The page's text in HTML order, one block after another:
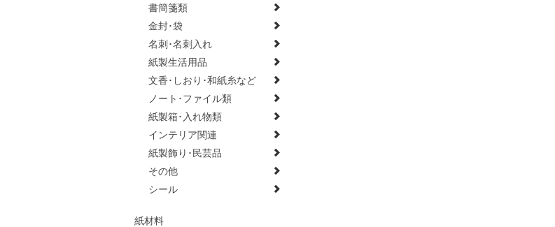
書簡箋類
金封･袋
名刺･名刺入れ
紙製生活用品
文香･しおり･和紙糸など
ノート･ファイル類
紙製箱･入れ物類
インテリア関連
紙製飾り･民芸品
その他
シール
紙材料